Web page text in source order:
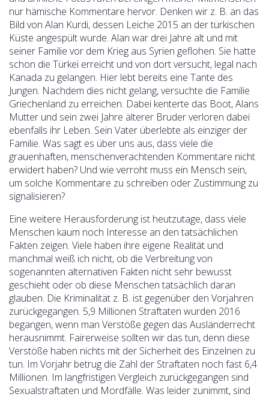
nur hämische Kommentare hervor. Denken wir z. B. an das
Bild von Alan Kurdi, dessen Leiche 2015 an der türkischen
Küste angespült wurde. Alan war drei Jahre alt und mit
seiner Familie vor dem Krieg aus Syrien geflohen. Sie hatte
schon die Türkei erreicht und von dort versucht, legal nach
Kanada zu gelangen. Hier lebt bereits eine Tante des
Jungen. Nachdem dies nicht gelang, versuchte die Familie
Griechenland zu erreichen. Dabei kenterte das Boot, Alans
Mutter und sein zwei Jahre älterer Bruder verloren dabei
ebenfalls ihr Leben. Sein Vater überlebte als einziger der
Familie. Was sagt es über uns aus, dass viele die
grauenhaften, menschenverachtenden Kommentare nicht
erwidert haben? Und wie verroht muss ein Mensch sein,
um solche Kommentare zu schreiben oder Zustimmung zu
signalisieren?
Eine weitere Herausforderung ist heutzutage, dass viele
Menschen kaum noch Interesse an den tatsächlichen
Fakten zeigen. Viele haben ihre eigene Realität und
manchmal weiß ich nicht, ob die Verbreitung von
sogenannten alternativen Fakten nicht sehr bewusst
geschieht oder ob diese Menschen tatsächlich daran
glauben. Die Kriminalität z. B. ist gegenüber den Vorjahren
zurückgegangen. 5,9 Millionen Straftaten wurden 2016
begangen, wenn man Verstöße gegen das Ausländerrecht
herausnimmt. Fairerweise sollten wir das tun, denn diese
Verstöße haben nichts mit der Sicherheit des Einzelnen zu
tun. Im Vorjahr betrug die Zahl der Straftaten noch fast 6,4
Millionen. Im langfristigen Vergleich zurückgegangen sind
Sexualstraftaten und Mordfälle. Was leider zunimmt, sind